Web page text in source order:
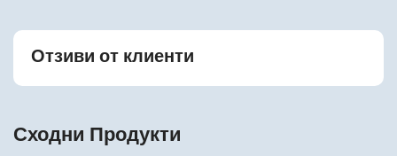
Отзиви от клиенти
Сходни Продукти